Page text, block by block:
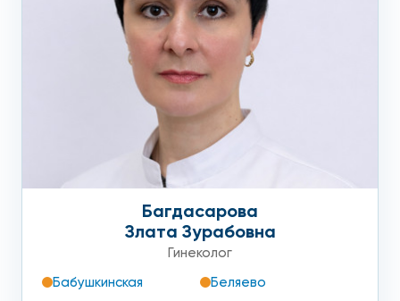
Багдасарова
Злата Зурабовна
Гинеколог
Бабушкинская
Беляево